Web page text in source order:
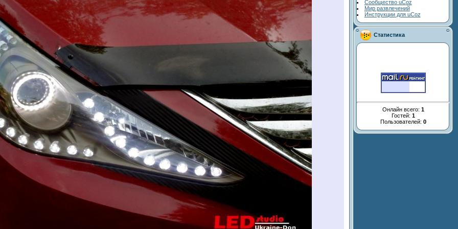
Сообщество uCoz
Мир развлечений
Инструкции для uCoz
Статистика
Онлайн всего: 1
Гостей: 1
Пользователей: 0